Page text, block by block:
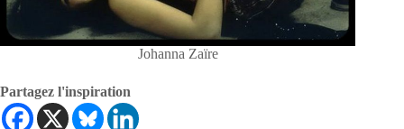
Johanna Zaïre
Partagez l'inspiration